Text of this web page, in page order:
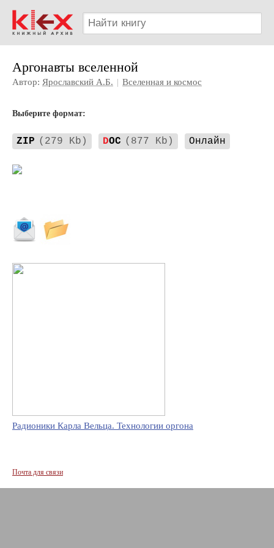
Аргонавты вселенной
Автор: Ярославский А.Б. | Вселенная и космос
Выберите формат:
ZIP (279 Kb) DOC (877 Kb) Онлайн
Радионики Карла Вельца. Технологии оргона
Почта для связи